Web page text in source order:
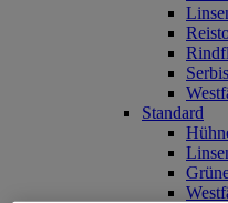
Standard